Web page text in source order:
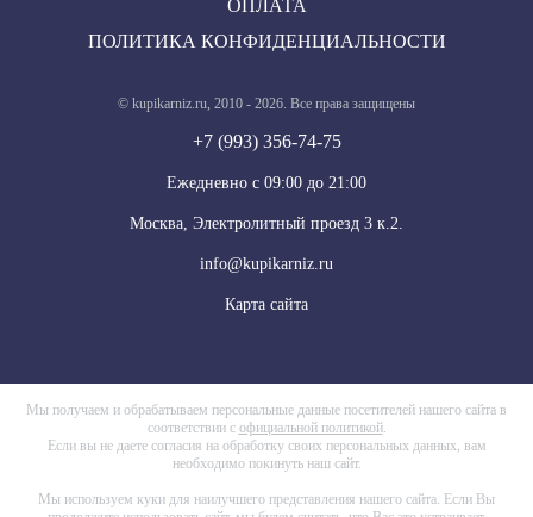
ОПЛАТА
ПОЛИТИКА КОНФИДЕНЦИАЛЬНОСТИ
© kupikarniz.ru, 2010 - 2026. Все права защищены
+7 (993) 356-74-75
Eжедневно с 09:00 до 21:00
Москва, Электролитный проезд 3 к.2.
info@kupikarniz.ru
Карта сайта
Мы получаем и обрабатываем персональные данные посетителей нашего сайта в
соответствии с официальной политикой.
Если вы не даете согласия на обработку своих персональных данных, вам
необходимо покинуть наш сайт.
Мы используем куки для наилучшего представления нашего сайта. Если Вы